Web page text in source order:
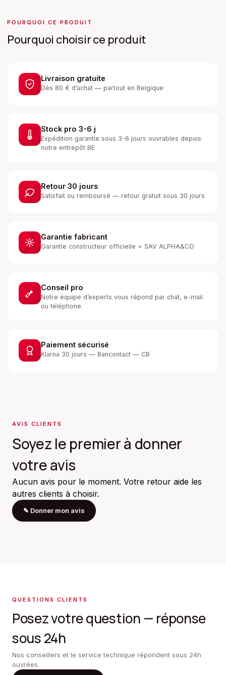
POURQUOI CE PRODUIT
Pourquoi choisir ce produit
Livraison gratuite
Dès 80 € d’achat — partout en Belgique
Stock pro 3-6 j
Expédition garantie sous 3-6 jours ouvrables depuis
notre entrepôt BE
Retour 30 jours
Satisfait ou remboursé — retour gratuit sous 30 jours
Garantie fabricant
Garantie constructeur officielle + SAV ALPHA&CO
Conseil pro
Notre équipe d’experts vous répond par chat, e-mail
ou téléphone
Paiement sécurisé
Klarna 30 jours — Bancontact — CB
AVIS CLIENTS
Soyez le premier à donner
votre avis
Aucun avis pour le moment. Votre retour aide les
autres clients à choisir.
✎ Donner mon avis
QUESTIONS CLIENTS
Posez votre question — réponse
sous 24h
Nos conseillers et le service technique répondent sous 24h
ouvrées.